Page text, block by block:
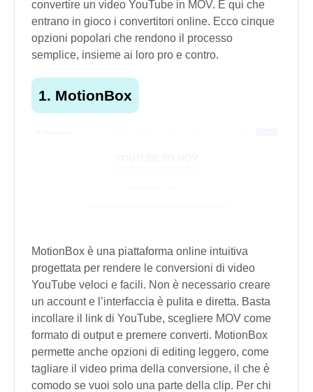
convertire un video YouTube in MOV. È qui che
entrano in gioco i convertitori online. Ecco cinque
opzioni popolari che rendono il processo
semplice, insieme ai loro pro e contro.
1. MotionBox
MotionBox è una piattaforma online intuitiva
progettata per rendere le conversioni di video
YouTube veloci e facili. Non è necessario creare
un account e l’interfaccia è pulita e diretta. Basta
incollare il link di YouTube, scegliere MOV come
formato di output e premere converti. MotionBox
permette anche opzioni di editing leggero, come
tagliare il video prima della conversione, il che è
comodo se vuoi solo una parte della clip. Per chi